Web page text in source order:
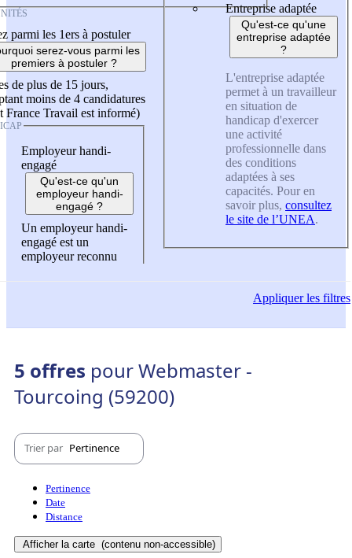
parmi les 1ers à postuler
serez-vous parmi les
premiers à postuler ?
de plus de 15 jours,
moins de 4 candidatures
France Travail est informé)
Employeur handi-
engagé
Qu'est-ce qu'un
employeur handi-
engagé ?
Un employeur handi-
engagé est un
employeur reconnu
Entreprise adaptée
Qu'est-ce qu'une
entreprise adaptée
?
L'entreprise adaptée
permet à un travailleur
en situation de
handicap d'exercer
une activité
professionnelle dans
des conditions
adaptées à ses
capacités. Pour en
savoir plus, consultez
le site de l’UNEA.
Appliquerles filtres
5 offres pour Webmaster -
Tourcoing (59200)
Trier par Pertinence
Pertinence
Date
Distance
Afficher la carte (contenu non-accessible)